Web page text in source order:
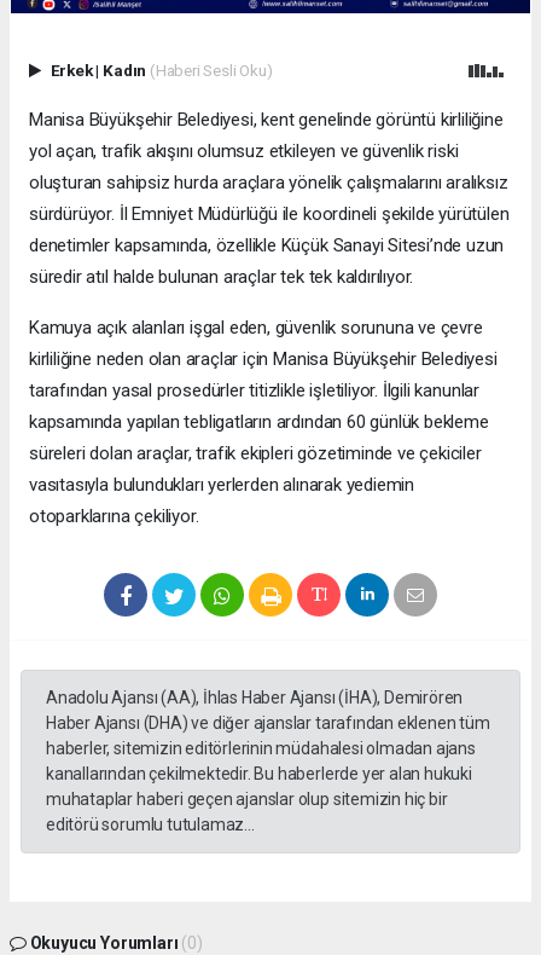
Erkek| Kadın (Haberi Sesli Oku)
Manisa Büyükşehir Belediyesi, kent genelinde görüntü kirliliğine
yol açan, trafik akışını olumsuz etkileyen ve güvenlik riski
oluşturan sahipsiz hurda araçlara yönelik çalışmalarını aralıksız
sürdürüyor. İl Emniyet Müdürlüğü ile koordineli şekilde yürütülen
denetimler kapsamında, özellikle Küçük Sanayi Sitesi’nde uzun
süredir atıl halde bulunan araçlar tek tek kaldırılıyor.
Kamuya açık alanları işgal eden, güvenlik sorununa ve çevre
kirliliğine neden olan araçlar için Manisa Büyükşehir Belediyesi
tarafından yasal prosedürler titizlikle işletiliyor. İlgili kanunlar
kapsamında yapılan tebligatların ardından 60 günlük bekleme
süreleri dolan araçlar, trafik ekipleri gözetiminde ve çekiciler
vasıtasıyla bulundukları yerlerden alınarak yediemin
otoparklarına çekiliyor.
Anadolu Ajansı (AA), İhlas Haber Ajansı (İHA), Demirören
Haber Ajansı (DHA) ve diğer ajanslar tarafından eklenen tüm
haberler, sitemizin editörlerinin müdahalesi olmadan ajans
kanallarından çekilmektedir. Bu haberlerde yer alan hukuki
muhataplar haberi geçen ajanslar olup sitemizin hiç bir
editörü sorumlu tutulamaz...
Okuyucu Yorumları (0)